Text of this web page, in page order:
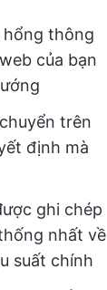
hổng thông
của bạn
trên
định mà
ghi chép
nhất về
suất chính